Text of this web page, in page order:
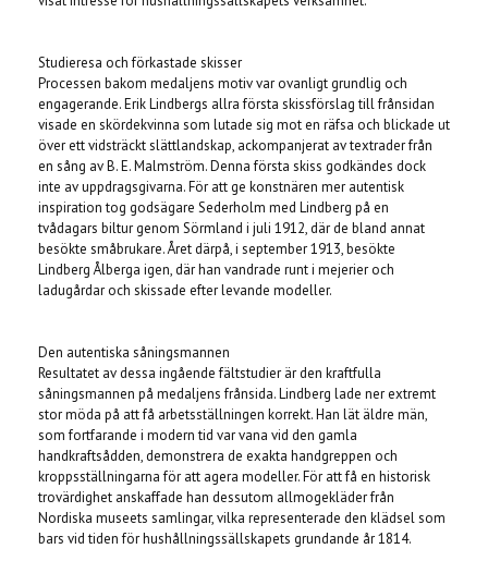
Studieresa och förkastade skisser
Processen bakom medaljens motiv var ovanligt grundlig och
engagerande. Erik Lindbergs allra första skissförslag till frånsidan
visade en skördekvinna som lutade sig mot en räfsa och blickade ut
över ett vidsträckt slättlandskap, ackompanjerat av textrader från
en sång av B. E. Malmström. Denna första skiss godkändes dock
inte av uppdragsgivarna. För att ge konstnären mer autentisk
inspiration tog godsägare Sederholm med Lindberg på en
tvådagars biltur genom Sörmland i juli 1912, där de bland annat
besökte småbrukare. Året därpå, i september 1913, besökte
Lindberg Ålberga igen, där han vandrade runt i mejerier och
ladugårdar och skissade efter levande modeller.
Den autentiska såningsmannen
Resultatet av dessa ingående fältstudier är den kraftfulla
såningsmannen på medaljens frånsida. Lindberg lade ner extremt
stor möda på att få arbetsställningen korrekt. Han lät äldre män,
som fortfarande i modern tid var vana vid den gamla
handkraftsådden, demonstrera de exakta handgreppen och
kroppsställningarna för att agera modeller. För att få en historisk
trovärdighet anskaffade han dessutom allmogekläder från
Nordiska museets samlingar, vilka representerade den klädsel som
bars vid tiden för hushållningssällskapets grundande år 1814.